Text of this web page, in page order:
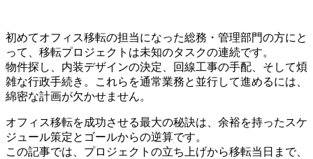
初めてオフィス移転の担当になった総務・管理部門の方にと
って、移転プロジェクトは未知のタスクの連続です。
物件探し、内装デザインの決定、回線工事の手配、そして煩
雑な行政手続き。これらを通常業務と並行して進めるには、
綿密な計画が欠かせません。
オフィス移転を成功させる最大の秘訣は、余裕を持ったスケ
ジュール策定とゴールからの逆算です。
この記事では、プロジェクトの立ち上げから移転当日まで、